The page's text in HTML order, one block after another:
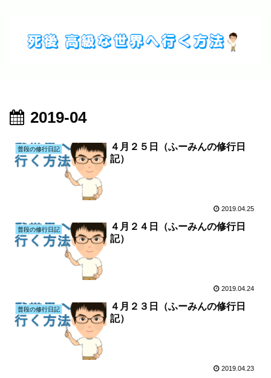
2019-04
普段の修行日記
４月２５日（ふーみんの修行日
記）
2019.04.25
普段の修行日記
４月２４日（ふーみんの修行日
記）
2019.04.24
普段の修行日記
４月２３日（ふーみんの修行日
記）
2019.04.23